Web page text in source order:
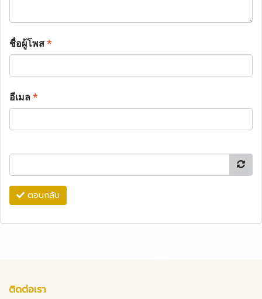
ชื่อผู้โพส*
อีเมล*
ตอบกลับ
ติดต่อเรา